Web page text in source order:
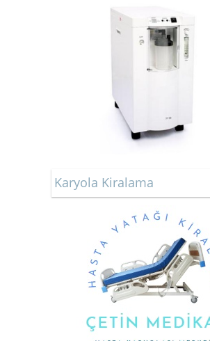
Karyola Kiralama